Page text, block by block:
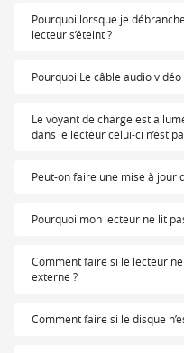
Pourquoi lorsque je
lecteur s’éteint ?
Pourquoi Le câble audio vidéo
Le voyant de charge est
dans le lecteur celui-ci n’est
Peut-on faire une mise à jour
Pourquoi mon lecteur ne lit
Comment faire si le lecteur
externe ?
Comment faire si le disque